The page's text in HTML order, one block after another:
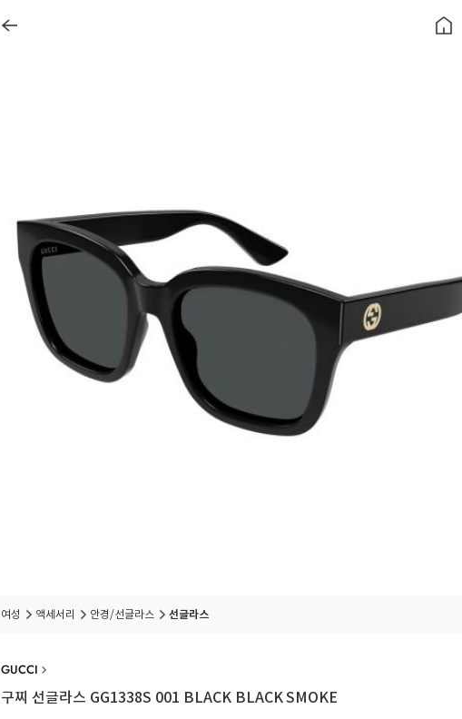
여성 액세서리 안경/선글라스 선글라스
GUCCI
구찌 선글라스 GG1338S 001 BLACK BLACK SMOKE